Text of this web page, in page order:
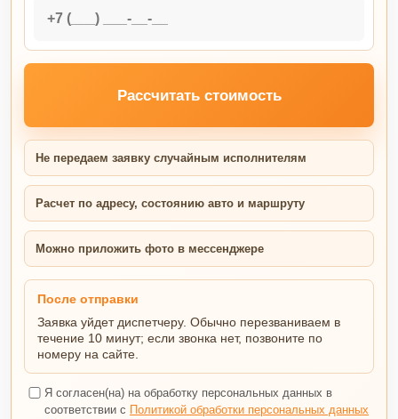
Рассчитать стоимость
Не передаем заявку случайным исполнителям
Расчет по адресу, состоянию авто и маршруту
Можно приложить фото в мессенджере
После отправки
Заявка уйдет диспетчеру. Обычно перезваниваем в
течение 10 минут; если звонка нет, позвоните по
номеру на сайте.
Я согласен(на) на обработку персональных данных в
соответствии с Политикой обработки персональных данных